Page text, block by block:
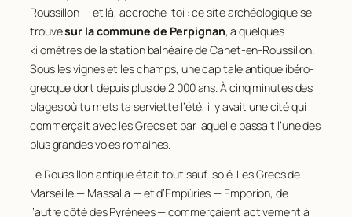
Roussillon — et là, accroche-toi : ce site archéologique se
trouvesur la commune de Perpignan, à quelques
kilomètres de la station balnéaire de Canet-en-Roussillon.
Sous les vignes et les champs, une capitale antique ibéro-
grecque dort depuis plus de 2 000 ans. À cinq minutes des
plages où tu mets ta serviette l’été, il y avait une cité qui
commerçait avec les Grecs et par laquelle passait l’une des
plus grandes voies romaines.
Le Roussillon antique était tout sauf isolé. Les Grecs de
Marseille — Massalia — et d’Empúries — Emporion, de
l’autre côté des Pyrénées — commerçaient activement à